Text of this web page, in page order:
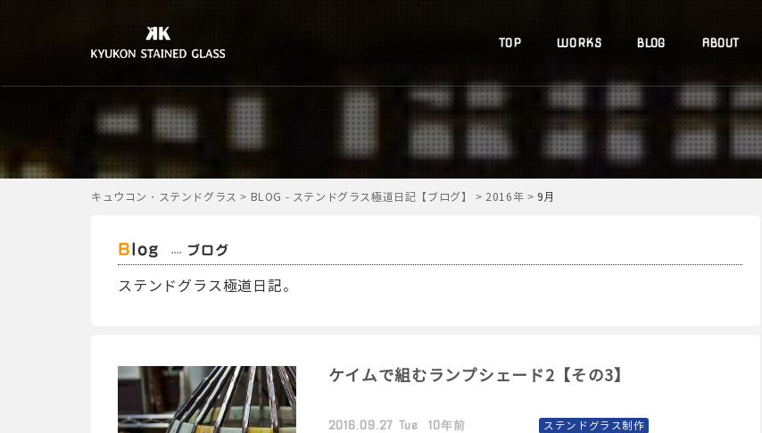
TOP WORKS BLOG ABOUT
キュウコン・ステンドグラス > BLOG - ステンドグラス極道日記【ブログ】 > 2016年 > 9月
Blog ブログ
ステンドグラス極道日記。
ケイムで組むランプシェード2【その3】
2016.09.27 Tue 10年前 ステンドグラス制作